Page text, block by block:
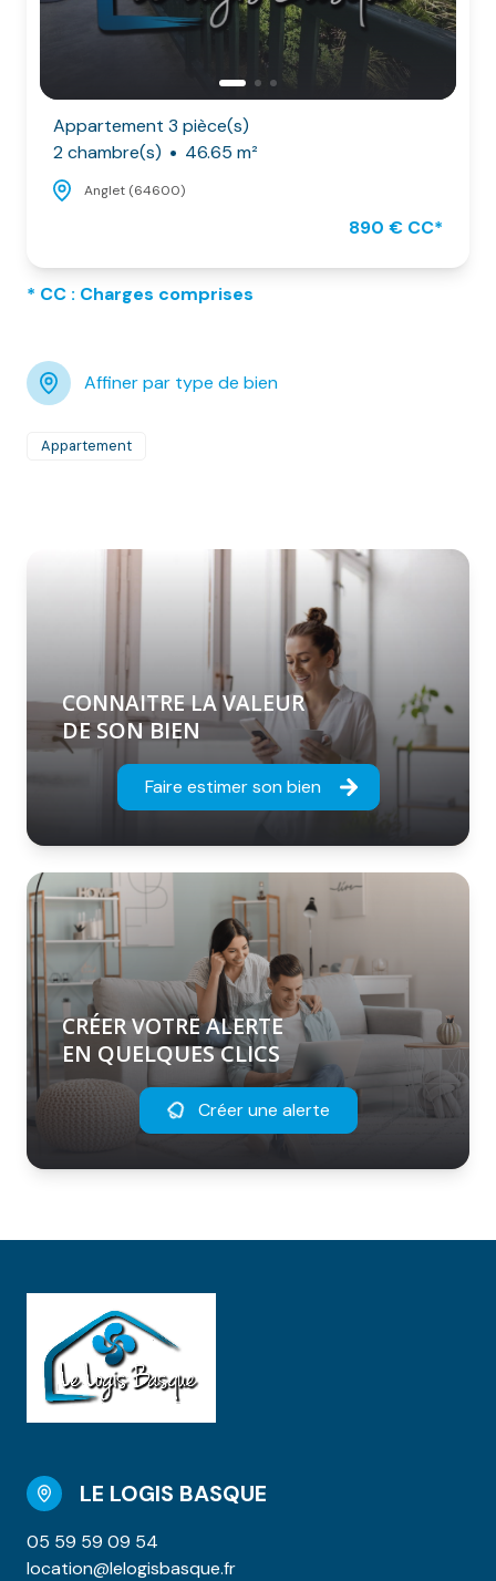
Appartement 3 pièce(s)
2 chambre(s)
46.65 m²
Anglet (64600)
890 € CC*
* CC : Charges comprises
Affiner par type de bien
Appartement
CONNAITRE LA VALEUR
DE SON BIEN
Faire estimer son bien
CRÉER VOTRE ALERTE
EN QUELQUES CLICS
Créer une alerte
LE LOGIS BASQUE
05 59 59 09 54
location@lelogisbasque.fr